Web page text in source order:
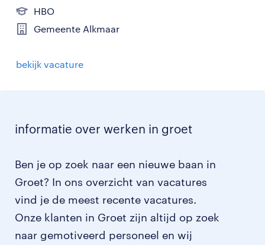
HBO
Gemeente Alkmaar
bekijk vacature
informatie over werken in groet
Ben je op zoek naar een nieuwe baan in
Groet? In ons overzicht van vacatures
vind je de meest recente vacatures.
Onze klanten in Groet zijn altijd op zoek
naar gemotiveerd personeel en wij